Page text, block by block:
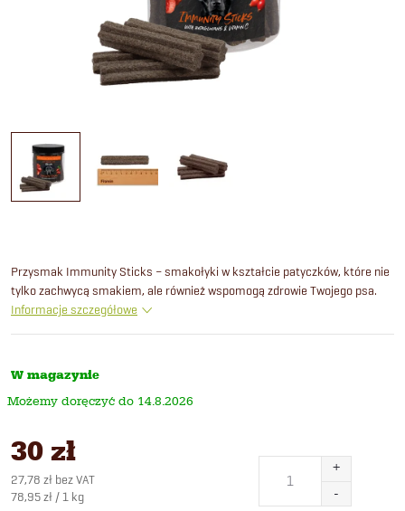
Przysmak Immunity Sticks – smakołyki w kształcie patyczków, które nie
tylko zachwycą smakiem, ale również wspomogą zdrowie Twojego psa.
Informacje szczegółowe
W magazynie
14.8.2026
30 zł
27,78 zł bez VAT
Cena
78,95 zł / 1 kg